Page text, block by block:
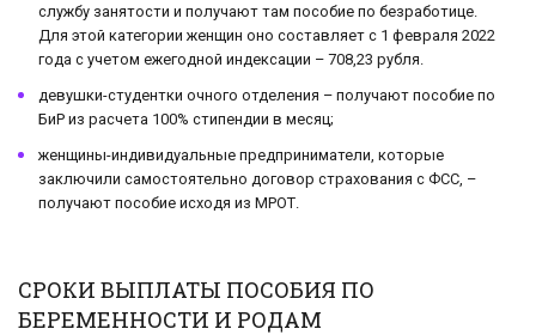
службу занятости и получают там пособие по безработице.
Для этой категории женщин оно составляет с 1 февраля 2022
года с учетом ежегодной индексации – 708,23 рубля.
девушки-студентки очного отделения – получают пособие по
БиР из расчета 100% стипендии в месяц;
женщины-индивидуальные предприниматели, которые
заключили самостоятельно договор страхования с ФСС, –
получают пособие исходя из МРОТ.
СРОКИ ВЫПЛАТЫ ПОСОБИЯ ПО
БЕРЕМЕННОСТИ И РОДАМ